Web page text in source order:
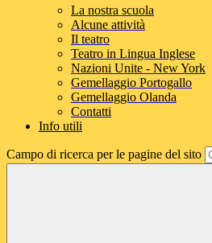
La nostra scuola
Alcune attività
Il teatro
Teatro in Lingua Inglese
Nazioni Unite - New York
Gemellaggio Portogallo
Gemellaggio Olanda
Contatti
Info utili
Campo di ricerca per le pagine del sito